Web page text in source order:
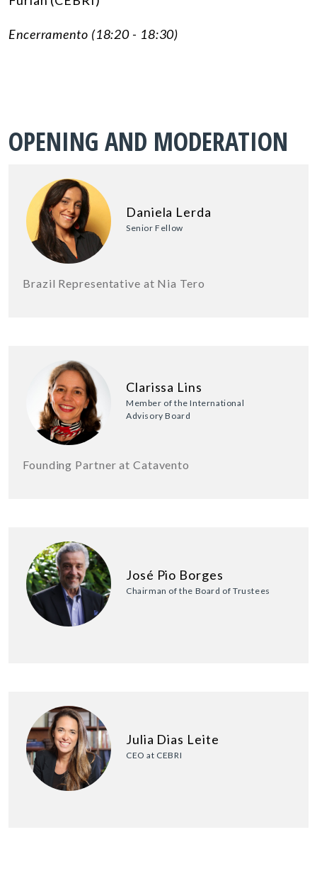
Encerramento (18:20 - 18:30)
OPENING AND MODERATION
Daniela Lerda
Senior Fellow
Brazil Representative at Nia Tero
Clarissa Lins
Member of the International
Advisory Board
Founding Partner at Catavento
José Pio Borges
Chairman of the Board of Trustees
Julia Dias Leite
CEO at CEBRI